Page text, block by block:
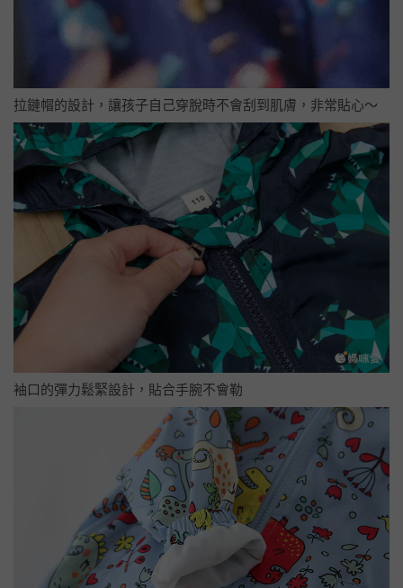
拉鏈帽的設計，讓孩子自己穿脫時不會刮到肌膚，非常貼心～
袖口的彈力鬆緊設計，貼合手腕不會勒